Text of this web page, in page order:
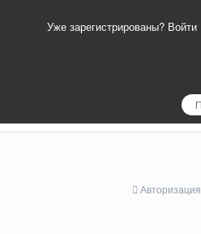
Уже зарегистрированы? Войти
Авторизация